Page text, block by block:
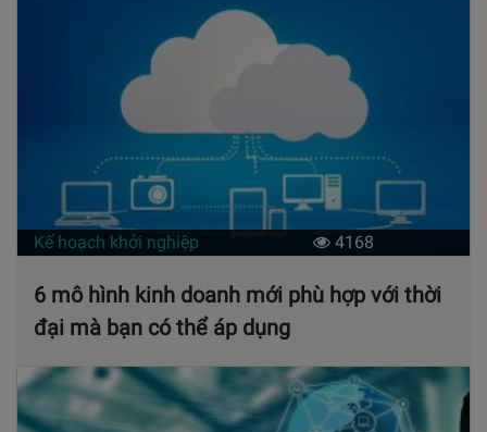
Kế hoạch khởi nghiệp 4168
6 mô hình kinh doanh mới phù hợp với thời
đại mà bạn có thể áp dụng